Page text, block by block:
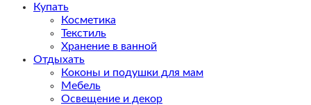
Купать
Косметика
Текстиль
Хранение в ванной
Отдыхать
Коконы и подушки для мам
Мебель
Освещение и декор